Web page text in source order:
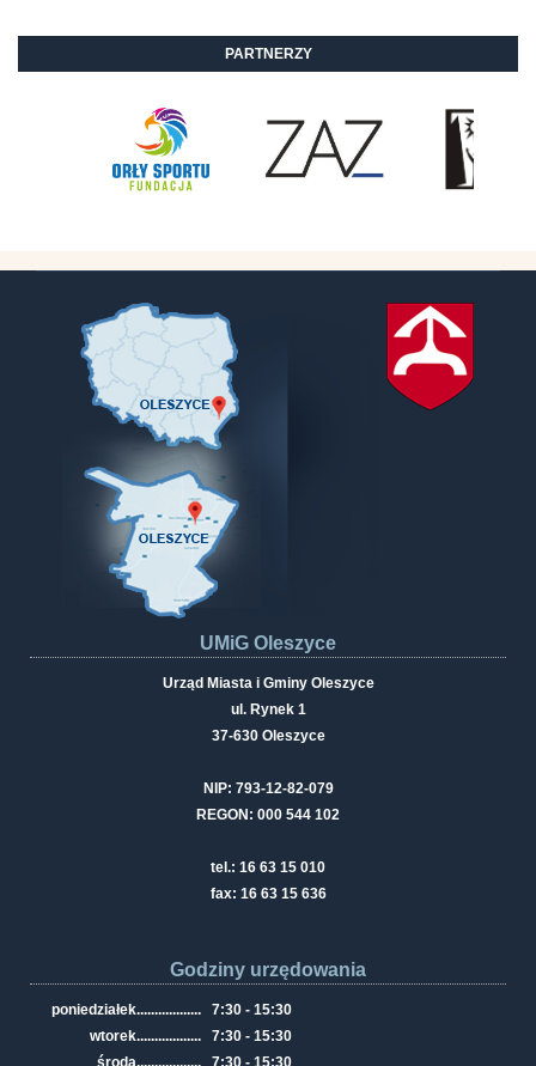
PARTNERZY
UMiG Oleszyce
Urząd Miasta i Gminy Oleszyce
ul. Rynek 1
37-630 Oleszyce
NIP: 793-12-82-079
REGON: 000 544 102
tel.: 16 63 15 010
fax: 16 63 15 636
Godziny urzędowania
poniedziałek..................
7:30 - 15:30
wtorek..................
7:30 - 15:30
środa.................. 7:30 - 15:30